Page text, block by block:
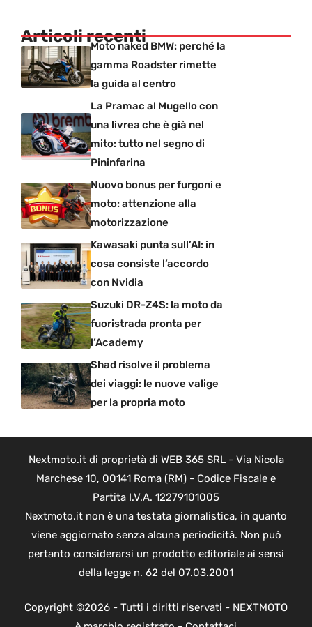
Articoli recentiMoto naked BMW: perché la
gamma Roadster rimette
la guida al centro
La Pramac al Mugello con
una livrea che è già nel
mito: tutto nel segno di
Pininfarina
Nuovo bonus per furgoni e
moto: attenzione alla
motorizzazione
Kawasaki punta sull’AI: in
cosa consiste l’accordo
con Nvidia
Suzuki DR-Z4S: la moto da
fuoristrada pronta per
l’Academy
Shad risolve il problema
dei viaggi: le nuove valige
per la propria moto
Nextmoto.it di proprietà di WEB 365 SRL - Via Nicola
Marchese 10, 00141 Roma (RM) - Codice Fiscale e
Partita I.V.A. 12279101005
Nextmoto.it non è una testata giornalistica, in quanto
viene aggiornato senza alcuna periodicità. Non può
pertanto considerarsi un prodotto editoriale ai sensi
della legge n. 62 del 07.03.2001
Copyright ©2026 - Tutti i diritti riservati - NEXTMOTO